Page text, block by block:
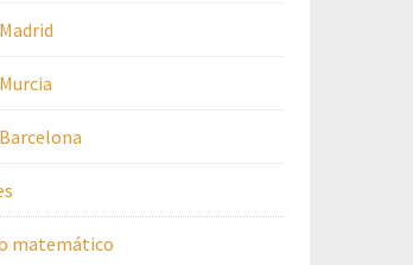
matemático